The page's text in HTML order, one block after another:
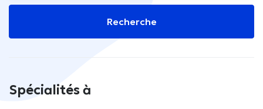
Recherche
Spécialités à